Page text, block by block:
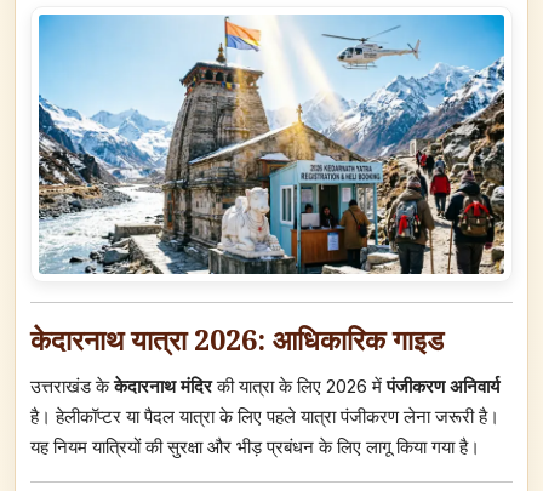
केदारनाथ यात्रा 2026: आधिकारिक गाइड
उत्तराखंड केकेदारनाथ मंदिरकी यात्रा के लिए 2026 मेंपंजीकरण अनिवार्य
है। हेलीकॉप्टर या पैदल यात्रा के लिए पहले यात्रा पंजीकरण लेना जरूरी है।
यह नियम यात्रियों की सुरक्षा और भीड़ प्रबंधन के लिए लागू किया गया है।